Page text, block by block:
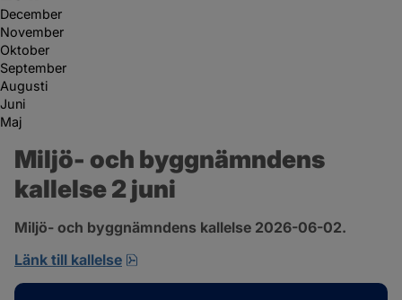
December
November
Oktober
September
Augusti
Juni
Maj
Miljö- och byggnämndens
kallelse 2 juni
Miljö- och byggnämndens kallelse 2026-06-02.
Länk till kallelse